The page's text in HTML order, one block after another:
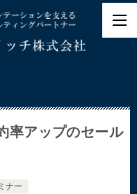
率アップのセール
ナー